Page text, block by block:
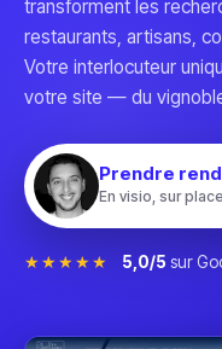
transforment les
restaurants, artisans,
Votre interlocuteur
votre site — du
Prendre
En visio, sur
★★★★★ 5,0/5 sur